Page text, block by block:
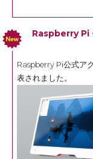
Raspberry Pi
Raspberry Pi公式ア
表されました。